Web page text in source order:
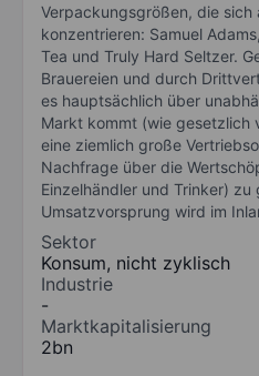
Verpackungsgrößen, die
konzentrieren: Samuel
Tea und Truly Hard Seltzer.
Brauereien und durch
es hauptsächlich über
Markt kommt (wie gesetzlich
eine ziemlich große
Nachfrage über die
Einzelhändler und Trinker) zu
Umsatzvorsprung wird im
Sektor
Konsum, nicht zyklisch
Industrie
-
Marktkapitalisierung
2bn